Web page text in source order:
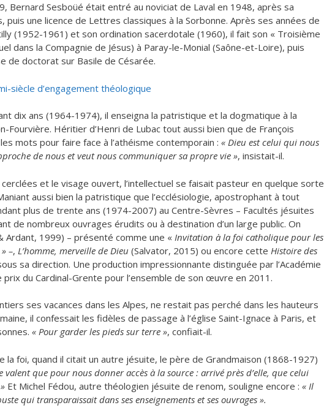
Bernard Sesboüé était entré au noviciat de Laval en 1948, après sa
puis une licence de Lettres classiques à la Sorbonne. Après ses années de
(1952-1961) et son ordination sacerdotale (1960), il fait son « Troisième
dans la Compagnie de Jésus) à Paray-le-Monial (Saône-et-Loire), puis
de doctorat sur Basile de Césarée.
siècle d’engagement théologique
dix ans (1964-1974), il enseigna la patristique et la dogmatique à la
Fourvière. Héritier d’Henri de Lubac tout aussi bien que de François
mots pour faire face à l’athéisme contemporain : « Dieu est celui qui nous
de nous et veut nous communiquer sa propre vie », insistait-il.
et le visage ouvert, l’intellectuel se faisait pasteur en quelque sorte
aussi bien la patristique que l’ecclésiologie, apostrophant à tout
plus de trente ans (1974-2007) au Centre-Sèvres – Facultés jésuites
de nombreux ouvrages érudits ou à destination d’un large public. On
Ardant, 1999) – présenté comme une « Invitation à la foi catholique pour les
–, L’homme, merveille de Dieu (Salvator, 2015) ou encore cette Histoire des
sa direction. Une production impressionnante distinguée par l’Académie
prix du Cardinal-Grente pour l’ensemble de son œuvre en 2011.
ses vacances dans les Alpes, ne restait pas perché dans les hauteurs
il confessait les fidèles de passage à l’église Saint-Ignace à Paris, et
« Pour garder les pieds sur terre », confiait-il.
la foi, quand il citait un autre jésuite, le père de Grandmaison (1868-1927)
valent que pour nous donner accès à la source : arrivé près d’elle, que celui
Et Michel Fédou, autre théologien jésuite de renom, souligne encore : « Il
qui transparaissait dans ses enseignements et ses ouvrages ».